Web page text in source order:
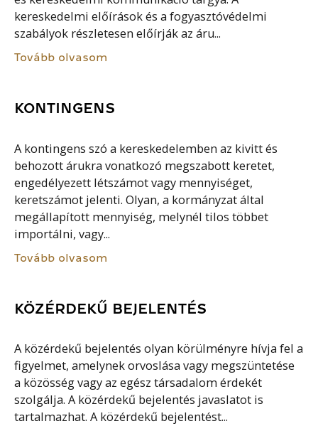
kereskedelmi előírások és a fogyasztóvédelmi
szabályok részletesen előírják az áru...
Tovább olvasom
KONTINGENS
A kontingens szó a kereskedelemben az kivitt és
behozott árukra vonatkozó megszabott keretet,
engedélyezett létszámot vagy mennyiséget,
keretszámot jelenti. Olyan, a kormányzat által
megállapított mennyiség, melynél tilos többet
importálni, vagy...
Tovább olvasom
KÖZÉRDEKŰ BEJELENTÉS
A közérdekű bejelentés olyan körülményre hívja fel a
figyelmet, amelynek orvoslása vagy megszüntetése
a közösség vagy az egész társadalom érdekét
szolgálja. A közérdekű bejelentés javaslatot is
tartalmazhat. A közérdekű bejelentést...